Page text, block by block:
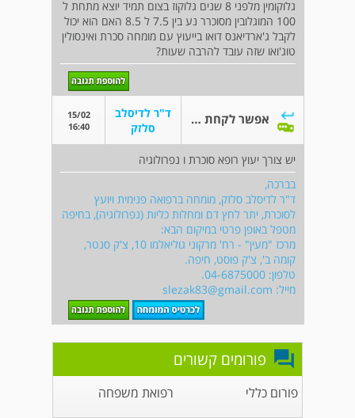
גלוקומין מלפני 8 שנים גלוקוז בצום תמיד יוצא מתחת ל
100 המוגלובין מסוכרר נע בין 7.5 ל 8.5 האם הוא יכול
לקבל ג'ארדיאנס דואו בייעוץ עם מומחה סכרת ואינסולין
טוג'ואו שזה עובד להרבה שעות?
אפשר לקחת ג'ארדיאנס דואו
ד"ר לדיסלב
סלזק
15/02
16:40
יש צורך יעוץ רופא סוכרת ו נפרולוגיה
בברכה,
ד"ר לדיסלב סלזק, מומחה ברפואה פנימית ויועץ
לסוכרת, יתר לחץ דם ומחלות כליות (נפרולוגיה), בחיפה
מטפל באופן פרטי במיקום הבא:
מרכז "מעין" - רח' מרקוני גוליאלמו 10, צ'ק סנטר,
קומה ב', צ'ק פוסט, חיפה.
טלפון: 04-6875000.
מייל: slezak83@gmail.com
פורומים קשורים
פורום כללי רפואת משפחה